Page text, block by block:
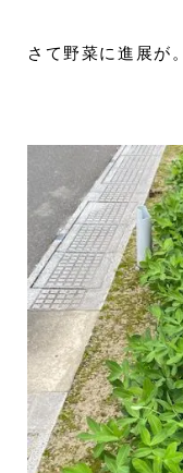
さて野菜に進展が。